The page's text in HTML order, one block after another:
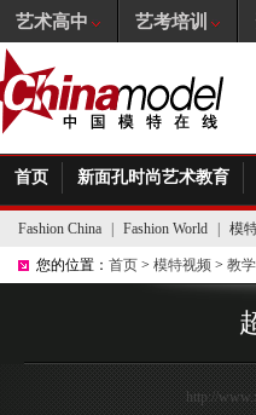
首页 新面孔时尚艺术教育
Fashion China Fashion World 模
您的位置： 首页 > 模特视频 > 教
http://
艺术高中 艺考培训